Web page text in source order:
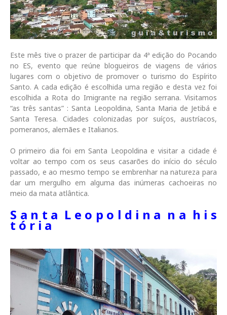
Este mês tive o prazer de participar da 4ª edição do Pocando
no ES, evento que reúne blogueiros de viagens de vários
lugares com o objetivo de promover o turismo do Espírito
Santo. A cada edição é escolhida uma região e desta vez foi
escolhida a Rota do Imigrante na região serrana. Visitamos
“as três santas” : Santa Leopoldina, Santa Maria de Jetibá e
Santa Teresa. Cidades colonizadas por suíços, austríacos,
pomeranos, alemães e Italianos.
O primeiro dia foi em Santa Leopoldina e visitar a cidade é
voltar ao tempo com os seus casarões do início do século
passado, e ao mesmo tempo se embrenhar na natureza para
dar um mergulho em alguma das inúmeras cachoeiras no
meio da mata atlântica.
S a n t a L e o p o l d i n a n a h i s
t ó r i a